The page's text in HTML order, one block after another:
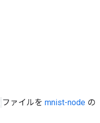
ファイルを mnist-node の